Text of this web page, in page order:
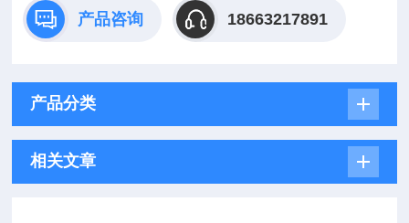
产品咨询 18663217891
产品分类
相关文章